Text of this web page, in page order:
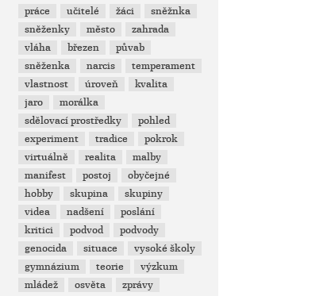
práce
učitelé žáci
sněžnka
sněženky
město
zahrada
vláha
březen
půvab
sněženka
narcis
temperament
vlastnost
úroveň
kvalita
jaro
morálka
sdělovací prostředky
pohled
experiment
tradice
pokrok
virtuálně
realita
malby
manifest
postoj
obyčejné
hobby
skupina
skupiny
videa
nadšení
poslání
kritici
podvod
podvody
genocida
situace
vysoké školy
gymnázium
teorie
výzkum
mládež
osvěta
zprávy